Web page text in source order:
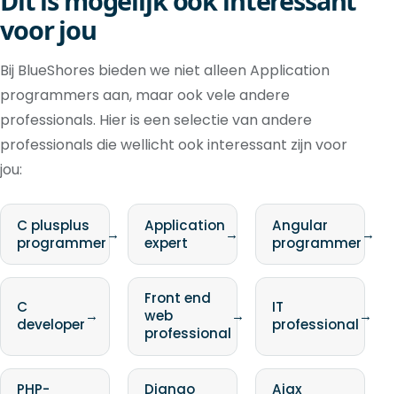
voor jou
Bij BlueShores bieden we niet alleen Application
programmers aan, maar ook vele andere
professionals. Hier is een selectie van andere
professionals die wellicht ook interessant zijn voor
jou:
C plusplus
programmer→
Application
expert
→
Angular
programmer→
C
developer→
Front end
web
professional
→
IT
professional→
PHP-
Django
Ajax